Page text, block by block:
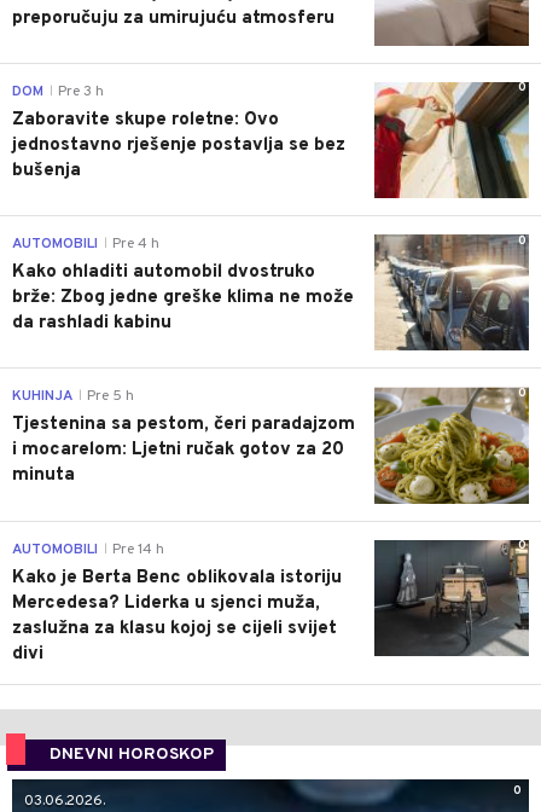
preporučuju za umirujuću atmosferu
0
DOM Pre 3 h
Zaboravite skupe roletne: Ovo
jednostavno rješenje postavlja se bez
bušenja
0
AUTOMOBILI Pre 4 h
Kako ohladiti automobil dvostruko
brže: Zbog jedne greške klima ne može
da rashladi kabinu
0
KUHINJA Pre 5 h
Tjestenina sa pestom, čeri paradajzom
i mocarelom: Ljetni ručak gotov za 20
minuta
0
AUTOMOBILI Pre 14 h
Kako je Berta Benc oblikovala istoriju
Mercedesa? Liderka u sjenci muža,
zaslužna za klasu kojoj se cijeli svijet
divi
DNEVNI HOROSKOP
0
03.06.2026.